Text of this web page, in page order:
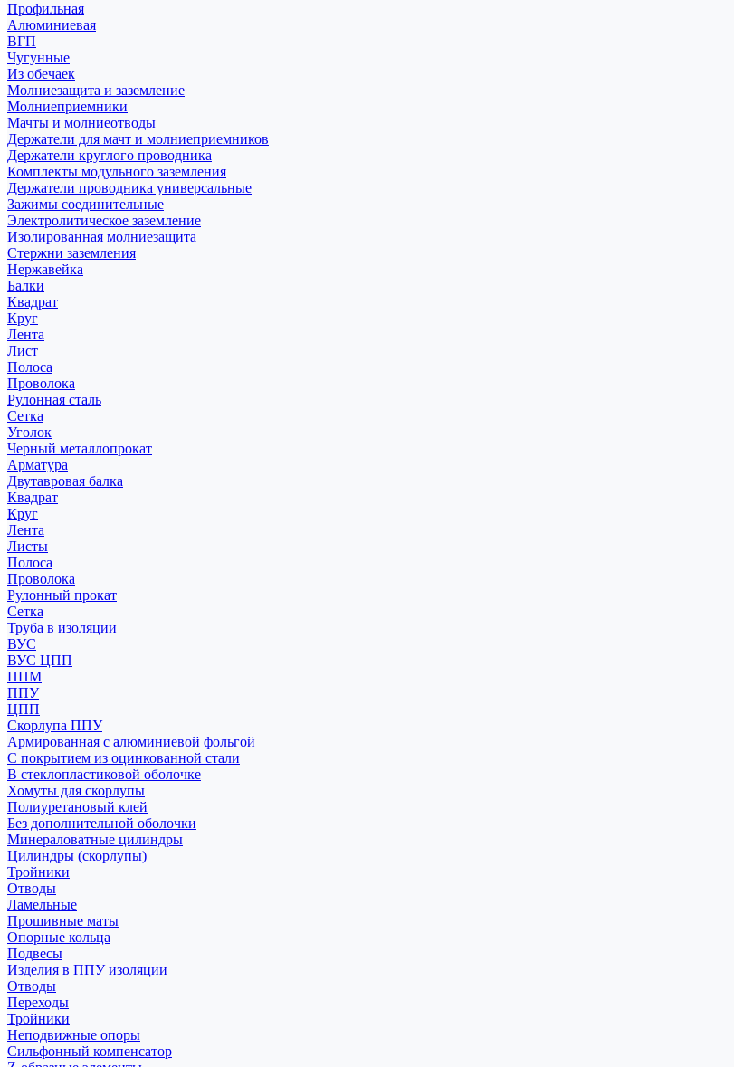
Профильная
Алюминиевая
ВГП
Чугунные
Из обечаек
Молниезащита и заземление
Молниеприемники
Мачты и молниеотводы
Держатели для мачт и молниеприемников
Держатели круглого проводника
Комплекты модульного заземления
Держатели проводника универсальные
Зажимы соединительные
Электролитическое заземление
Изолированная молниезащита
Стержни заземления
Нержавейка
Балки
Квадрат
Круг
Лента
Лист
Полоса
Проволока
Рулонная сталь
Сетка
Уголок
Черный металлопрокат
Арматура
Двутавровая балка
Квадрат
Круг
Лента
Листы
Полоса
Проволока
Рулонный прокат
Сетка
Труба в изоляции
ВУС
ВУС ЦПП
ППМ
ППУ
ЦПП
Скорлупа ППУ
Армированная с алюминиевой фольгой
С покрытием из оцинкованной стали
В стеклопластиковой оболочке
Хомуты для скорлупы
Полиуретановый клей
Без дополнительной оболочки
Минераловатные цилиндры
Цилиндры (скорлупы)
Тройники
Отводы
Ламельные
Прошивные маты
Опорные кольца
Подвесы
Изделия в ППУ изоляции
Отводы
Переходы
Тройники
Неподвижные опоры
Cильфонный компенсатор